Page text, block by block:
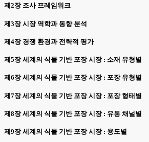
제2장 조사 프레임워크
제3장 시장 역학과 동향 분석
제4장 경쟁 환경과 전략적 평가
제5장 세계의 식물 기반 포장 시장 : 소재 유형별
제6장 세계의 식물 기반 포장 시장 : 포장 유형별
제7장 세계의 식물 기반 포장 시장 : 포장 형태별
제8장 세계의 식물 기반 포장 시장 : 유통 채널별
제9장 세계의 식물 기반 포장 시장 : 용도별